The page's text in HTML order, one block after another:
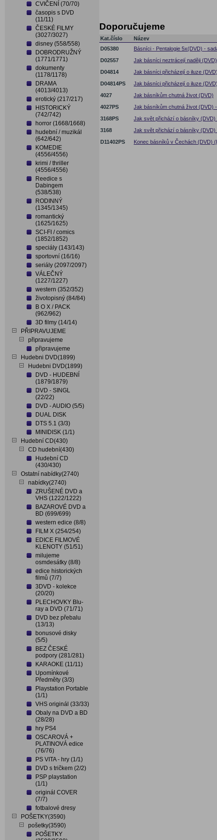
CVIČENÍ (70/70)
časopis s DVD
(11/11)
ČESKÉ FILMY
(3027/3027)
disney (558/558)
DOBRODRUŽNÝ
(1771/1771)
dokumenty
(1178/1178)
DRAMA
(4013/4013)
erotický (217/217)
HISTORICKÝ
(742/742)
horror (1668/1668)
hudební / muzikál
(642/642)
KOMEDIE
(4556/4556)
krimi / thriller
(4556/4556)
Reedice s
Dabingem
(538/538)
RODINNÝ
(1345/1345)
romantický
(1625/1625)
SCI-FI / comics
(1852/1852)
speciály (143/143)
sportovní (16/16)
seriály (2097/2097)
VÁLEČNÝ
(1227/1227)
western (352/352)
životopisný (84/84)
B O X / PACK
(962/962)
3D filmy (14/14)
PŘIPRAVUJEME
připravujeme
připravujeme
Hudebni DVD(1899)
Hudebni DVD(1899)
DVD - HUDEBNÍ
(1879/1879)
DVD - SINGL
(22/22)
DVD - AUDIO (5/5)
DUAL DISK
DTS 5.1 (3/3)
MINIDISK (1/1)
Hudební CD(430)
CD hudební(430)
Hudební CD
(430/430)
Ostatní nabídky(2740)
nabídky(2740)
ZRUŠENÉ DVD a
VHS (1222/1222)
BAZAROVÉ DVD a
BD (699/699)
western edice (8/8)
FILM X (254/254)
EDICE FILMOVÉ
KLENOTY (51/51)
milujeme
osmdesátky (8/8)
edice historických
filmů (7/7)
3DVD - kolekce
(20/20)
PLECHOVKY Blu-
ray a DVD (71/71)
DVD bez přebalu
(13/13)
bonusové disky
(5/5)
BEZ ČESKÉ
podpory (281/281)
KARAOKE (11/11)
Upomínkové
Předměty (3/3)
Playstation Portable
(1/1)
VHS originál (33/33)
Obaly na DVD a BD
(28/28)
hry PS4
OSCAROVÁ +
PLATINOVÁ edice
(76/76)
PS VITA - hry (1/1)
DVD s tričkem (2/2)
PSP playstation
(1/1)
originál COVER
(7/7)
fotbalové dresy
POŠETKY(3590)
pošetky(3590)
POŠETKY
Doporučujeme
Kat.číslo
Název
D05380
Básníci - Pentalogie 5x(DVD) -
D02557
Jak básníci neztrácejí naději (DVD)
D04814
Jak básníci přicházejí o iluze
D04814PS
Jak básníci přicházejí o iluze
4027
Jak básníkům chutná život (DVD)
4027PS
Jak básníkům chutná život (DVD)
3168PS
Jak svět přichází o básníky (DVD)
3168
Jak svět přichází o básníky
D11402PS
Konec básníků v Čechách (DVD)